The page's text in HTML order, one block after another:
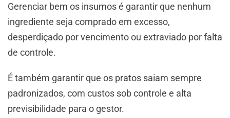
Gerenciar bem os insumos é garantir que nenhum
ingrediente seja comprado em excesso,
desperdiçado por vencimento ou extraviado por falta
de controle.
É também garantir que os pratos saiam sempre
padronizados, com custos sob controle e alta
previsibilidade para o gestor.